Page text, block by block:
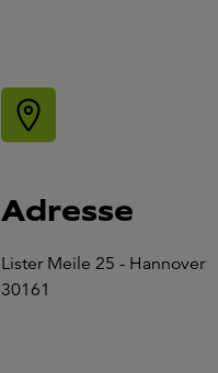
Adresse
Lister Meile 25 - Hannover
30161